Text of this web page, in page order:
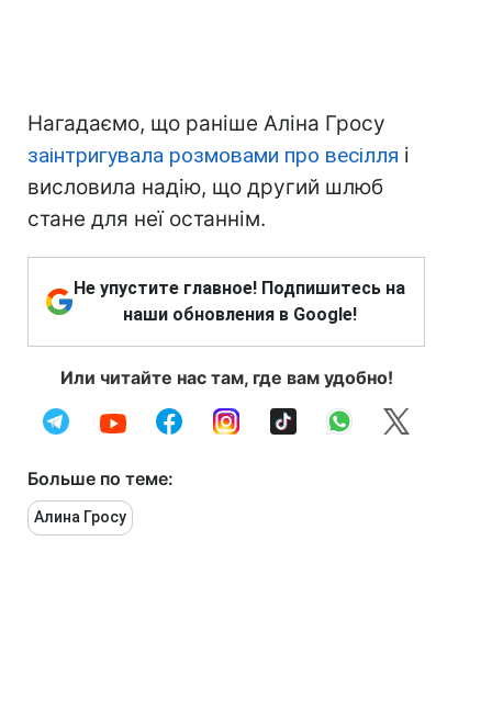
Нагадаємо, що раніше Аліна Гросу
заінтригувала розмовами про весілля і
висловила надію, що другий шлюб
стане для неї останнім.
Не упустите главное! Подпишитесь на
наши обновления в Google!
Или читайте нас там, где вам удобно!
Больше по теме:
Алина Гросу